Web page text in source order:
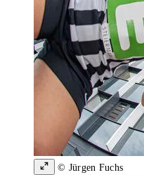
© Jürgen Fuchs